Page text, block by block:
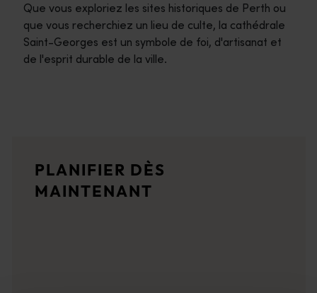
Que vous exploriez les sites historiques de Perth ou
que vous recherchiez un lieu de culte, la cathédrale
Saint-Georges est un symbole de foi, d'artisanat et
de l'esprit durable de la ville.
<p>Découvrez la région à travers les yeux des habitants, de
Planificateur de voyage
PLANIFIER DÈS
MAINTENANT